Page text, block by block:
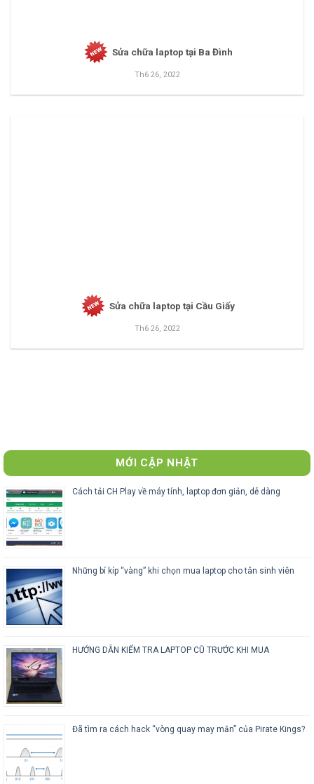
Sửa chữa laptop tại Ba Đình
Th6 26, 2022
Sửa chữa laptop tại Cầu Giấy
Th6 26, 2022
MỚI CẬP NHẬT
Cách tải CH Play về máy tính, laptop đơn giản, dễ dàng
Những bí kíp “vàng” khi chọn mua laptop cho tân sinh viên
HƯỚNG DẪN KIỂM TRA LAPTOP CŨ TRƯỚC KHI MUA
Đã tìm ra cách hack “vòng quay may mắn” của Pirate Kings?